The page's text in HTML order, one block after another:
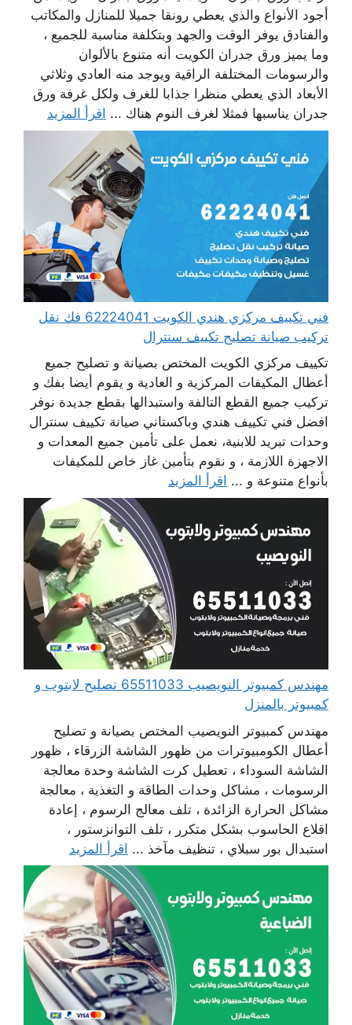
أجود الأنواع والذي يعطي رونقا جميلا للمنازل والمكاتب
والفنادق يوفر الوقت والجهد وبتكلفة مناسبة للجميع ،
وما يميز ورق جدران الكويت أنه متنوع بالألوان
والرسومات المختلفة الراقية ويوجد منه العادي وثلاثي
الأبعاد الذي يعطي منظرا جذابا للغرف ولكل غرفة ورق
جدران يناسبها فمثلا لغرف النوم هناك ... اقرأ المزيد
فني تكييف مركزي هندي الكويت 62224041 فك نقل
تركيب صيانة تصليح تكييف سنترال
تكييف مركزي الكويت المختص بصيانة و تصليح جميع
أعطال المكيفات المركزية و العادية و يقوم أيضا بفك و
تركيب جميع القطع التالفة واستبدالها بقطع جديدة نوفر
افضل فني تكييف هندي وباكستاني صيانة تكييف سنترال
وحدات تبريد للابنية، نعمل على تأمين جميع المعدات و
الاجهزة اللازمة ، و نقوم بتأمين غاز خاص للمكيفات
بأنواع متنوعة و ... اقرأ المزيد
مهندس كمبيوتر النويصيب 65511033 تصليح لابتوب و
كمبيوتر بالمنزل
مهندس كمبيوتر النويصيب المختص بصيانة و تصليح
أعطال الكومبيوترات من ظهور الشاشة الزرقاء ، ظهور
الشاشة السوداء ، تعطيل كرت الشاشة وحدة معالجة
الرسومات ، مشاكل وحدات الطاقة و التغذية ، معالجة
مشاكل الحرارة الزائدة ، تلف معالج الرسوم ، إعادة
اقلاع الحاسوب بشكل متكرر ، تلف التوانزستور ،
استبدال بور سبلاي ، تنظيف مآخذ ... اقرأ المزيد